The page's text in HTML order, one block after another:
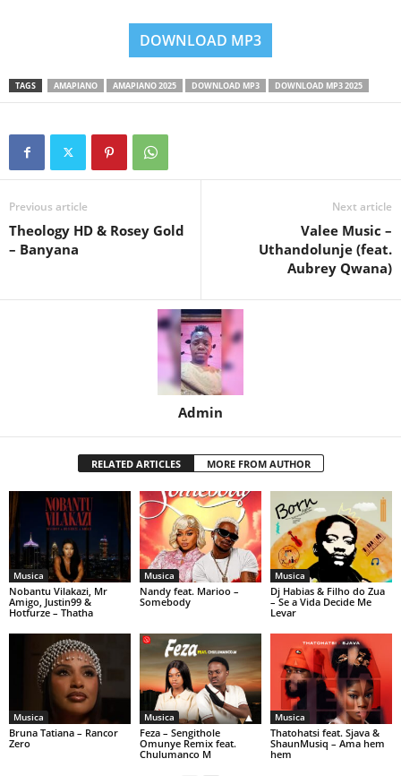
DOWNLOAD MP3
TAGS AMAPIANO AMAPIANO 2025 DOWNLOAD MP3 DOWNLOAD MP3 2025
Previous article
Theology HD & Rosey Gold
– Banyana
Next article
Valee Music –
Uthandolunje (feat.
Aubrey Qwana)
Admin
RELATED ARTICLES MORE FROM AUTHOR
Musica
Nobantu Vilakazi, Mr
Amigo, Justin99 &
Hotfurze – Thatha
Musica
Nandy feat. Marioo –
Somebody
Musica
Dj Habias & Filho do Zua
– Se a Vida Decide Me
Levar
Musica
Bruna Tatiana – Rancor
Zero
Musica
Feza – Sengithole
Omunye Remix feat.
Chulumanco M
Musica
Thatohatsi feat. Sjava &
ShaunMusiq – Ama hem
hem